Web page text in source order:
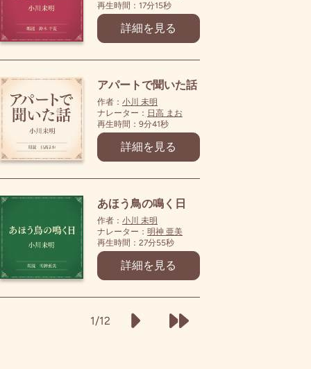
再生時間：17分15秒
詳細を見る
アパートで聞いた話
作者： 小川 未明
ナレーター： 日高 まお
再生時間：9分41秒
詳細を見る
あほう鳥の鳴く日
作者： 小川 未明
ナレーター： 明神 亜美
再生時間：27分55秒
詳細を見る
1/12